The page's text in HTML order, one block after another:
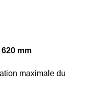
620 mm
maximale du